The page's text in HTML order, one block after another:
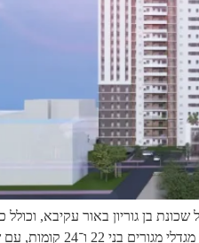
קומות, עם שטחי […]